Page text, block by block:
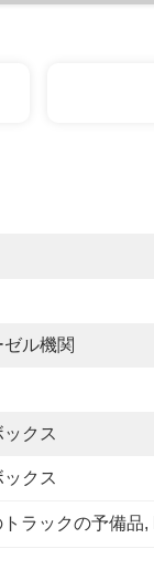
ゼル機関
クス
クス
トラックの予備品,